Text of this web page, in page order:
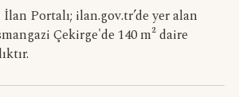
Portalı; ilan.gov.tr’de yer alan
Çekirge'de 140 m² daire